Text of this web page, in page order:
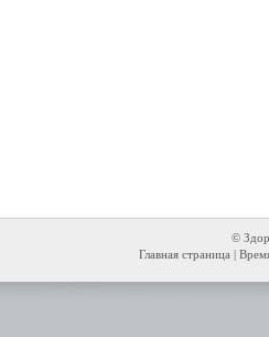
©
Главная страница|